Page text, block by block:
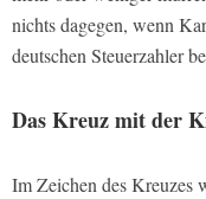
nichts dagegen, wenn
deutschen Steuerzahler
Das Kreuz mit der
Im Zeichen des Kreuzes